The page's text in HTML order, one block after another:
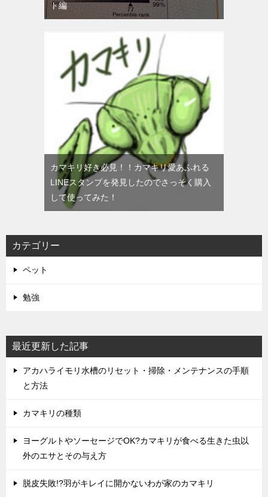
ト編
カマキリ好き必見！！カマキリ愛あふれる
LINEスタンプを発見したのでさっそく購入
して使ってみた！
カテゴリー
ペット
勉強
最近更新した記事
アカハライモリ水槽のリセット・掃除・メンテナンスの手順
と方法
カマキリの種類
ヨーグルトやソーセージでOK?カマキリが食べる生きた虫以
外のエサとその与え方
脱皮失敗!?羽がキレイに開かないわが家のカマキリ